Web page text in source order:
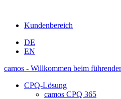
Kundenbereich
DE
EN
camos - Willkommen beim
CPQ-Lösung
camos CPQ 365